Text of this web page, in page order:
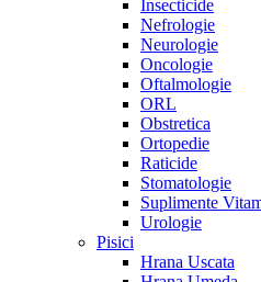
Insecticide
Nefrologie
Neurologie
Oncologie
Oftalmologie
ORL
Obstretica
Ortopedie
Raticide
Stomatologie
Suplimente
Urologie
Pisici
Hrana Uscata